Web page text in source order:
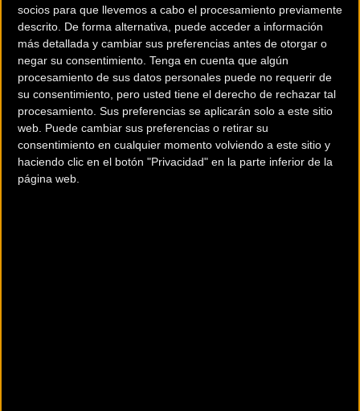
socios para que llevemos a cabo el procesamiento previamente
descrito. De forma alternativa, puede acceder a información
más detallada y cambiar sus preferencias antes de otorgar o
negar su consentimiento. Tenga en cuenta que algún
procesamiento de sus datos personales puede no requerir de
su consentimiento, pero usted tiene el derecho de rechazar tal
procesamiento. Sus preferencias se aplicarán solo a este sitio
web. Puede cambiar sus preferencias o retirar su
consentimiento en cualquier momento volviendo a este sitio y
haciendo clic en el botón "Privacidad" en la parte inferior de la
página web.